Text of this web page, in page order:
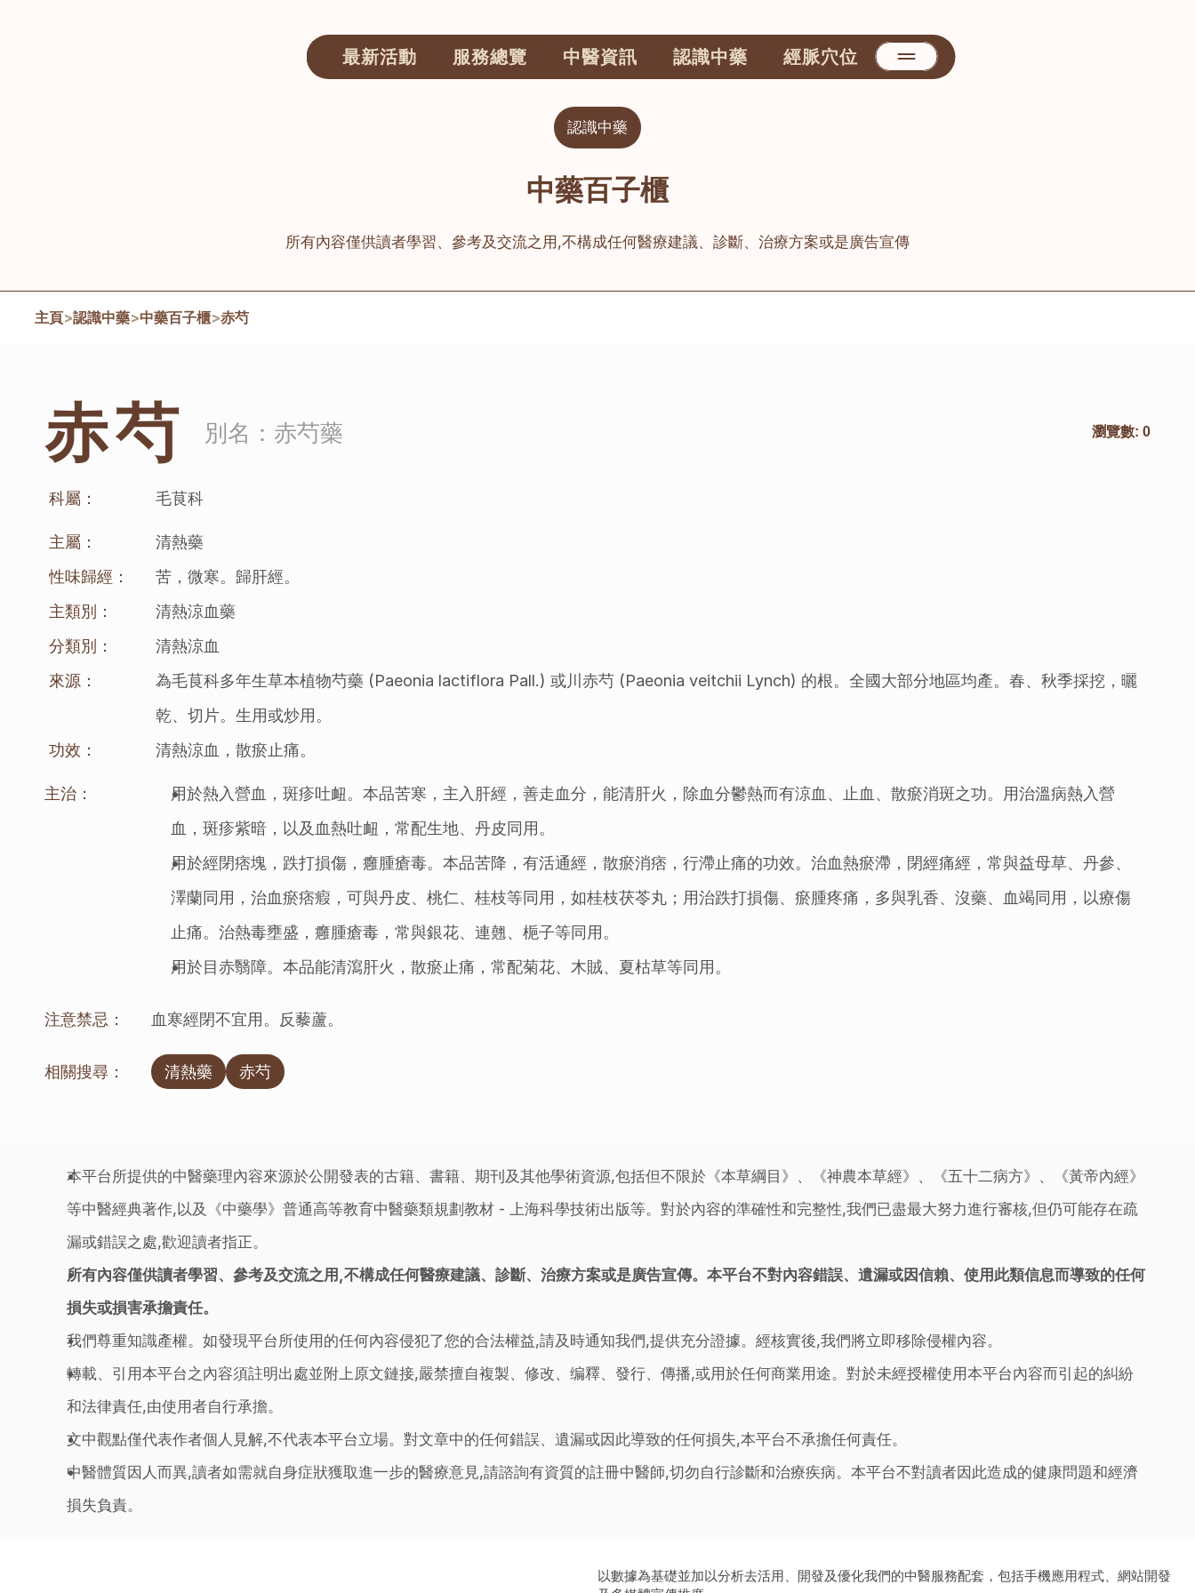
最新活動 服務總覽 中醫資訊 認識中藥 經脈穴位
認識中藥
中藥百子櫃
所有內容僅供讀者學習、參考及交流之用,不構成任何醫療建議、診斷、治療方案或是廣告宣傳
主頁>認識中藥>中藥百子櫃>赤芍
赤芍 別名： 赤芍藥 瀏覽數: 0
科屬： 毛茛科
主屬：
清熱藥
性味歸經：
苦，微寒。歸肝經。
主類別：
清熱涼血藥
分類別：
清熱涼血
來源：
為毛茛科多年生草本植物芍藥 (Paeonia lactiflora Pall.) 或川赤芍 (Paeonia veitchii Lynch) 的根。全國大部分地區均產。春、秋季採挖，曬
乾、切片。生用或炒用。
功效：
清熱涼血，散瘀止痛。
主治：
用於熱入營血，斑疹吐衄。本品苦寒，主入肝經，善走血分，能清肝火，除血分鬱熱而有涼血、止血、散瘀消斑之功。用治溫病熱入營
血，斑疹紫暗，以及血熱吐衄，常配生地、丹皮同用。
用於經閉痞塊，跌打損傷，癰腫瘡毒。本品苦降，有活通經，散瘀消痞，行滯止痛的功效。治血熱瘀滯，閉經痛經，常與益母草、丹參、
澤蘭同用，治血瘀痞瘕，可與丹皮、桃仁、桂枝等同用，如桂枝茯苓丸；用治跌打損傷、瘀腫疼痛，多與乳香、沒藥、血竭同用，以療傷
止痛。治熱毒壅盛，癰腫瘡毒，常與銀花、連翹、梔子等同用。
用於目赤翳障。本品能清瀉肝火，散瘀止痛，常配菊花、木賊、夏枯草等同用。
注意禁忌： 血寒經閉不宜用。反藜蘆。
相關搜尋： 清熱藥 赤芍
本平台所提供的中醫藥理內容來源於公開發表的古籍、書籍、期刊及其他學術資源,包括但不限於《本草綱目》、《神農本草經》、《五十二病方》、《黃帝內經》
等中醫經典著作,以及《中藥學》普通高等教育中醫藥類規劃教材 - 上海科學技術出版等。對於內容的準確性和完整性,我們已盡最大努力進行審核,但仍可能存在疏
漏或錯誤之處,歡迎讀者指正。
所有內容僅供讀者學習、參考及交流之用,不構成任何醫療建議、診斷、治療方案或是廣告宣傳。本平台不對內容錯誤、遺漏或因信賴、使用此類信息而導致的任何
損失或損害承擔責任。
我們尊重知識產權。如發現平台所使用的任何內容侵犯了您的合法權益,請及時通知我們,提供充分證據。經核實後,我們將立即移除侵權內容。
轉載、引用本平台之內容須註明出處並附上原文鏈接,嚴禁擅自複製、修改、编釋、發行、傳播,或用於任何商業用途。對於未經授權使用本平台內容而引起的糾紛
和法律責任,由使用者自行承擔。
文中觀點僅代表作者個人見解,不代表本平台立場。對文章中的任何錯誤、遺漏或因此導致的任何損失,本平台不承擔任何責任。
中醫體質因人而異,讀者如需就自身症狀獲取進一步的醫療意見,請諮詢有資質的註冊中醫師,切勿自行診斷和治療疾病。本平台不對讀者因此造成的健康問題和經濟
損失負責。
以數據為基礎並加以分析去活用、開發及優化我們的中醫服務配套，包括手機應用程式、網站開發